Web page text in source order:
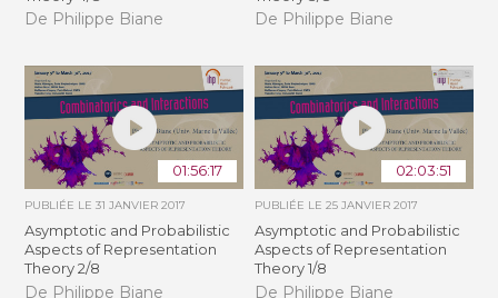
De Philippe Biane De Philippe Biane
01:56:17
PUBLIÉE LE31 JANVIER 2017
Asymptotic and Probabilistic
Aspects of Representation
Theory 2/8
De Philippe Biane
02:03:51
PUBLIÉE LE 25 JANVIER 2017
Asymptotic and Probabilistic
Aspects of Representation
Theory 1/8
De Philippe Biane